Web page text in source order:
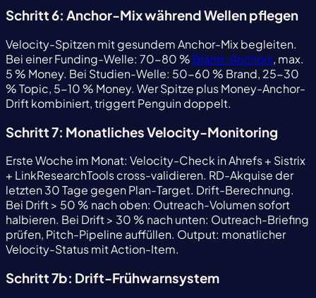
Schritt 6: Anchor-Mix während Wellen pflegen
Velocity-Spitzen mit gesundem Anchor-Mix begleiten.
Bei einer Funding-Welle: 70-80 % Brand-Anchors, max.
5 % Money. Bei Studien-Welle: 50-60 % Brand, 25-30
% Topic, 5-10 % Money. Wer Spitze plus Money-Anchor-
Drift kombiniert, triggert Penguin doppelt.
Schritt 7: Monatliches Velocity-Monitoring
Erste Woche im Monat: Velocity-Check in Ahrefs + Sistrix
+ LinkResearchTools cross-validieren. RD-Akquise der
letzten 30 Tage gegen Plan-Target. Drift-Berechnung.
Bei Drift > 50 % nach oben: Outreach-Volumen sofort
halbieren. Bei Drift > 30 % nach unten: Outreach-Briefing
prüfen, Pitch-Pipeline auffüllen. Output: monatlicher
Velocity-Status mit Action-Item.
Schritt 7b: Drift-Frühwarnsystem